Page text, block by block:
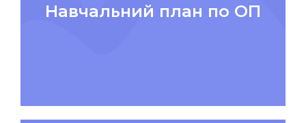
Навчальний план по ОП